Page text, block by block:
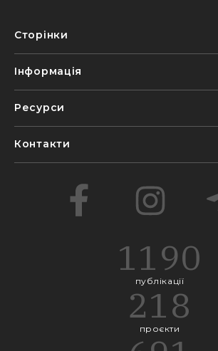
Сторінки
Інформація
Ресурси
Контакти
1190
публікації
218
проєкти